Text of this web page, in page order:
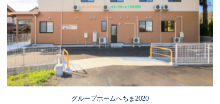
グループホームへちま2020